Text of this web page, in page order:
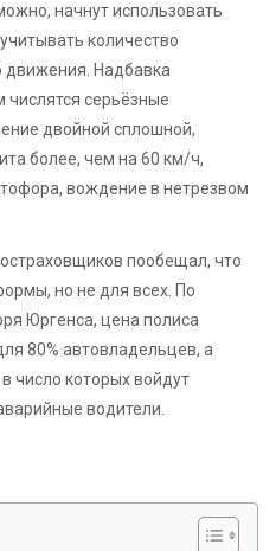
начнут использовать
количество
движения. Надбавка
числятся серьёзные
двойной сплошной,
более, чем на 60 км/ч,
вождение в нетрезвом
пообещал, что
но не для всех. По
Юргенса, цена полиса
80% автовладельцев, а
число которых войдут
водители.